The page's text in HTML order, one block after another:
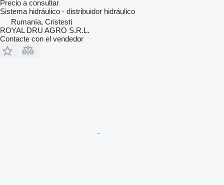
Precio a consultar
Sistema hidráulico - distribuidor hidráulico
Rumanía, Cristesti
ROYAL DRU AGRO S.R.L.
Contacte con el vendedor